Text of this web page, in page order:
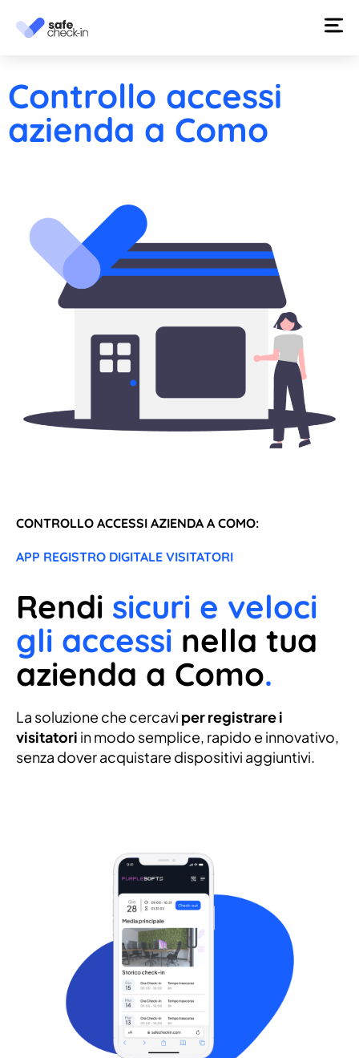
Controllo accessi
azienda a Como
CONTROLLO ACCESSI AZIENDA A COMO:
APP REGISTRO DIGITALE VISITATORI
Rendi sicuri e veloci
gli accessi nella tua
azienda a Como.
La soluzione che cercavi per registrare i
visitatori in modo semplice, rapido e innovativo,
senza dover acquistare dispositivi aggiuntivi.